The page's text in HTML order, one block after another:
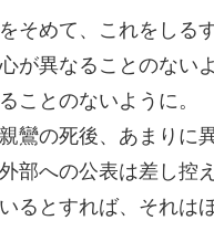
そめて、これをしる
が異なることのない
ことのないように。
鸞の死後、あまりに
部への公表は差し控
るとすれば、それは